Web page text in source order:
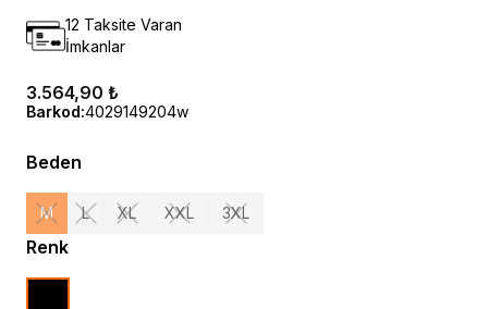
12 Taksite Varan
İmkanlar
3.564,90 ₺
Barkod:4029149204w
Beden
M L XL XXL 3XL
Renk